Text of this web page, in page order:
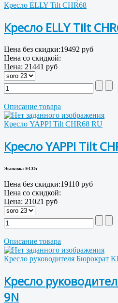
Кресло ELLY Tilt CHR68
Кресло ELLY Tilt
Цена без скидки:19492 руб
Цена со скидкой:
Цена: 21441 руб
Описание товара
Кресло YAPPI Tilt CHR68 RU
Кресло YAPPI Tilt
Экокожа ECO:
Цена без скидки:19110 руб
Цена со скидкой:
Цена: 21021 руб
Описание товара
Кресло руководителя Бюрократ
Кресло
9N